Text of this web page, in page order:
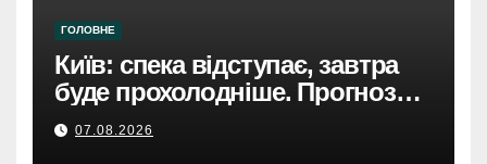
ГОЛОВНЕ
Київ: спека відступає, завтра
буде прохолодніше. Прогноз
погоди
07.08.2026